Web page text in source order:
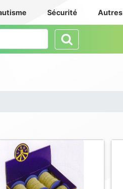
Sécurité Autres